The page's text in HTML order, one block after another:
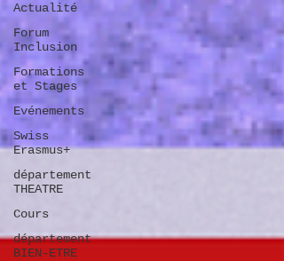
Actualité
Forum
Inclusion
Formations
et Stages
Evénements
Swiss
Erasmus+
département
THEATRE
Cours
département
BIEN-ETRE